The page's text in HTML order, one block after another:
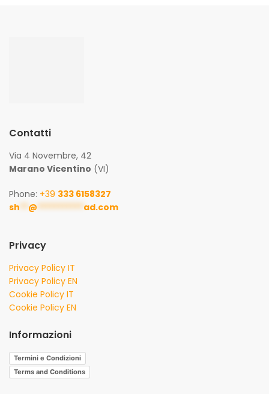
Contatti
Via 4 Novembre, 42
Marano Vicentino (VI)
Phone: +39 333 6158327
sh ** @ *********** ad.com
Privacy
Privacy Policy IT
Privacy Policy EN
Cookie Policy IT
Cookie Policy EN
Informazioni
Termini e Condizioni
Terms and Conditions